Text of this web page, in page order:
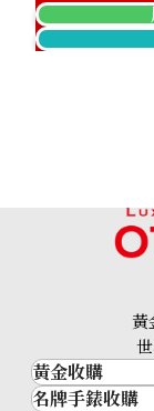
黃
黃金收購
黃金･金條
名牌手錶收購